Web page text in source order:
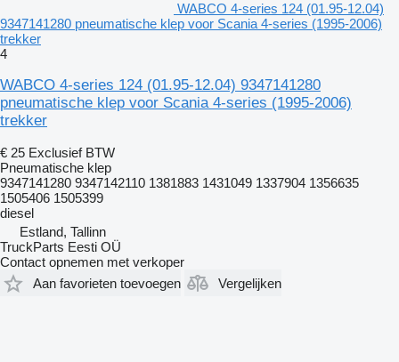
WABCO 4-series 124 (01.95-12.04)
9347141280 pneumatische klep voor Scania 4-series (1995-2006)
trekker
4
WABCO 4-series 124 (01.95-12.04) 9347141280
pneumatische klep voor Scania 4-series (1995-2006)
trekker
€ 25 Exclusief BTW
Pneumatische klep
9347141280 9347142110 1381883 1431049 1337904 1356635
1505406 1505399
diesel
Estland, Tallinn
TruckParts Eesti OÜ
Contact opnemen met verkoper
Aan favorieten toevoegen
Vergelijken